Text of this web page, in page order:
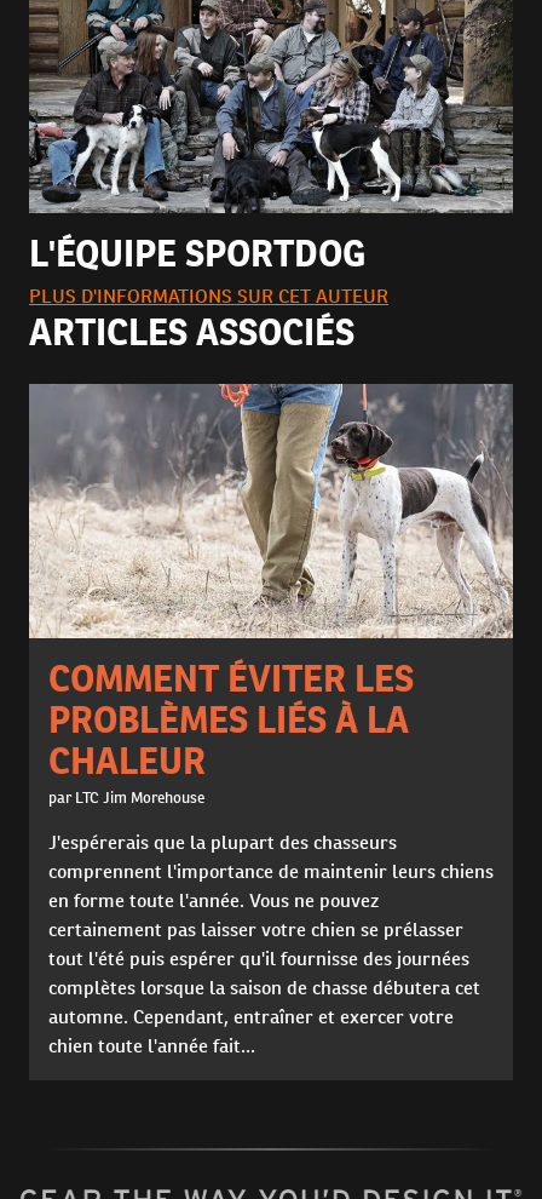
L'ÉQUIPE SPORTDOG
PLUS D'INFORMATIONS SUR CET AUTEUR
ARTICLES ASSOCIÉS
COMMENT ÉVITER LES
PROBLÈMES LIÉS À LA
CHALEUR
par LTC Jim Morehouse
J'espérerais que la plupart des chasseurs
comprennent l'importance de maintenir leurs chiens
en forme toute l'année. Vous ne pouvez
certainement pas laisser votre chien se prélasser
tout l'été puis espérer qu'il fournisse des journées
complètes lorsque la saison de chasse débutera cet
automne. Cependant, entraîner et exercer votre
chien toute l'année fait...